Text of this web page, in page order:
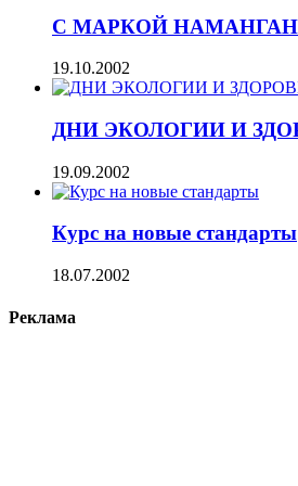
С МАРКОЙ
19.10.2002
ДНИ ЭКОЛОГИИ И
19.09.2002
Курс на новые стандарты
18.07.2002
Реклама